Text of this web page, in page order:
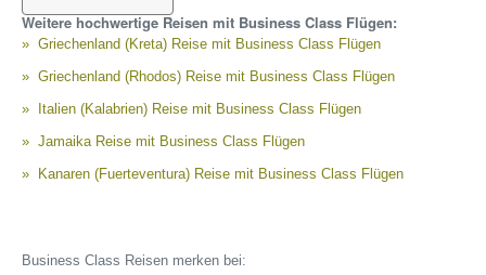
ein stimmiges Gesamtpaket legen. Bereits beim Check-in für Ihren
Condor Business Class Flug beginnt Ihr Luxusurlaub: Sie profitieren von
bevorzugter Abfertigung, großzügiger Freigepäckmenge und Zugang zu
exklusiven Lounges an ausgewählten Flughäfen. An Bord der Condor
Business Class erwarten Sie komfortable Sitze mit viel Beinfreiheit, ein
exzellenter Bordservice, ausgewählte Speisen und Getränke sowie ein
Kos anzukommen und den Badeurlaub in Griechenland direkt zu
genießen.
durch ihre Lage, ihren Service und ihre Ausstattung auszeichnen. Ob
Weitere hochwertige Reisen mit Business Class Flügen:
Griechenland (Kreta) Reise mit Business Class Flügen
Griechenland (Rhodos) Reise mit Business Class Flügen
Italien (Kalabrien) Reise mit Business Class Flügen
Jamaika Reise mit Business Class Flügen
Kanaren (Fuerteventura) Reise mit Business Class Flügen
Business Class Reisen merken bei: